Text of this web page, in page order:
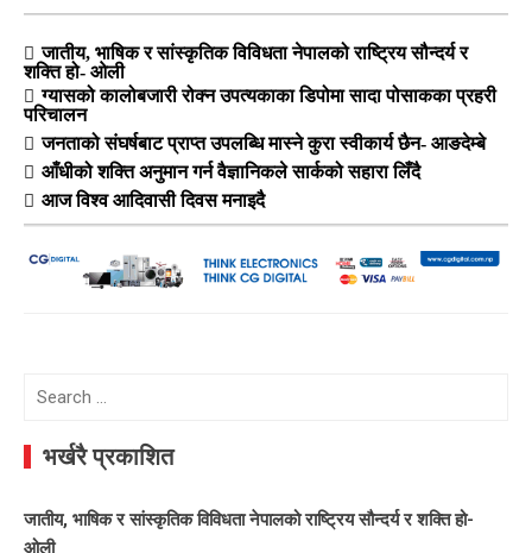
जातीय, भाषिक र सांस्कृतिक विविधता नेपालको राष्ट्रिय सौन्दर्य र
शक्ति हो- ओली
ग्यासको कालोबजारी रोक्न उपत्यकाका डिपोमा सादा पोसाकका प्रहरी
परिचालन
जनताको संघर्षबाट प्राप्त उपलब्धि मास्ने कुरा स्वीकार्य छैन- आङदेम्बे
आँधीको शक्ति अनुमान गर्न वैज्ञानिकले सार्कको सहारा लिँदै
आज विश्व आदिवासी दिवस मनाइदै
Search
भर्खरै प्रकाशित
जातीय, भाषिक र सांस्कृतिक विविधता नेपालको राष्ट्रिय सौन्दर्य र शक्ति हो-
ओली